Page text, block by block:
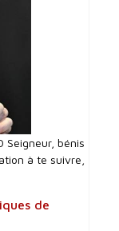
Seigneur, bénis
à te suivre,
de